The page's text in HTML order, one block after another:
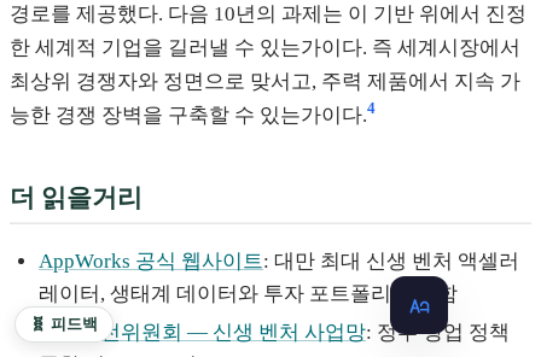
경로를 제공했다. 다음 10년의 과제는 이 기반 위에서 진정
한 세계적 기업을 길러낼 수 있는가이다. 즉 세계시장에서
최상위 경쟁자와 정면으로 맞서고, 주력 제품에서 지속 가
능한 경쟁 장벽을 구축할 수 있는가이다.4
더 읽을거리
AppWorks 공식 웹사이트: 대만 최대 신생 벤처 액셀러
레이터, 생태계 데이터와 투자 포트폴리오 포함
국가발전위원회 — 신생 벤처 사업망: 정부 창업 정책
🧬 피드백